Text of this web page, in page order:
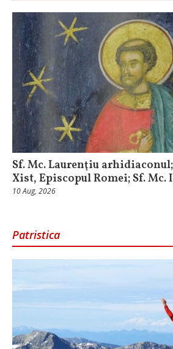
Sf. Mc. Laurenţiu
Xist, Episcopul Romei; Sf.
10 Aug, 2026
Patristica